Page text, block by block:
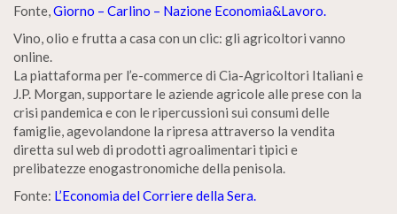
Fonte,Giorno – Carlino – Nazione Economia&Lavoro.
Vino, olio e frutta a casa con un clic: gli agricoltori vanno
online.
La piattaforma per l’e-commerce di Cia-Agricoltori Italiani e
J.P. Morgan, supportare le aziende agricole alle prese con la
crisi pandemica e con le ripercussioni sui consumi delle
famiglie, agevolandone la ripresa attraverso la vendita
diretta sul web di prodotti agroalimentari tipici e
prelibatezze enogastronomiche della penisola.
Fonte: L’Economia del Corriere della Sera.